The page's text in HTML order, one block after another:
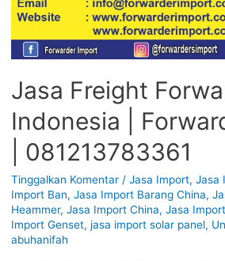
Jasa Freight
Indonesia |
| 081213783361
Tinggalkan Komentar / Jasa Import, Jasa
Import Ban, Jasa Import Barang China,
Heammer, Jasa Import China, Jasa
Import Genset, jasa import solar panel,
abuhanifah